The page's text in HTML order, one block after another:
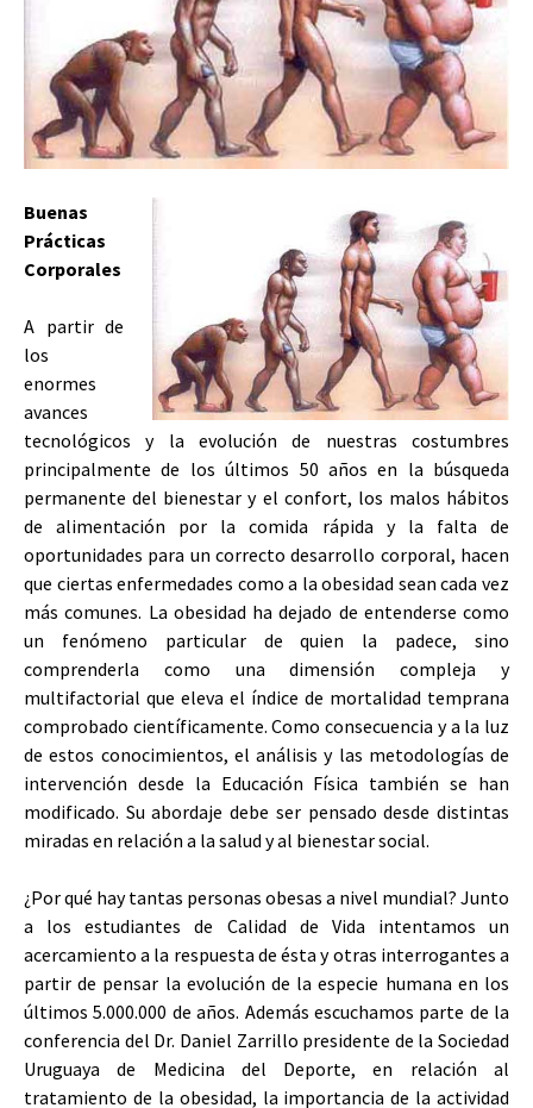
Buenas
Prácticas
Corporales
A partir de
los
enormes
avances
tecnológicos y la evolución de nuestras costumbres
principalmente de los últimos 50 años en la búsqueda
permanente del bienestar y el confort, los malos hábitos
de alimentación por la comida rápida y la falta de
oportunidades para un correcto desarrollo corporal, hacen
que ciertas enfermedades como a la obesidad sean cada vez
más comunes. La obesidad ha dejado de entenderse como
un fenómeno particular de quien la padece, sino
comprenderla como una dimensión compleja y
multifactorial que eleva el índice de mortalidad temprana
comprobado científicamente. Como consecuencia y a la luz
de estos conocimientos, el análisis y las metodologías de
intervención desde la Educación Física también se han
modificado. Su abordaje debe ser pensado desde distintas
miradas en relación a la salud y al bienestar social.
¿Por qué hay tantas personas obesas a nivel mundial? Junto
a los estudiantes de Calidad de Vida intentamos un
acercamiento a la respuesta de ésta y otras interrogantes a
partir de pensar la evolución de la especie humana en los
últimos 5.000.000 de años. Además escuchamos parte de la
conferencia del Dr. Daniel Zarrillo presidente de la Sociedad
Uruguaya de Medicina del Deporte, en relación al
tratamiento de la obesidad, la importancia de la actividad